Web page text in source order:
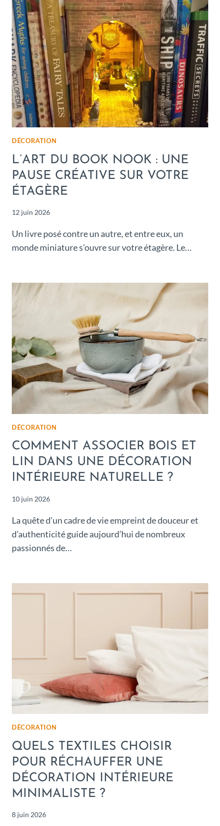
DÉCORATION
L’ART DU BOOK NOOK : UNE
PAUSE CRÉATIVE SUR VOTRE
ÉTAGÈRE
12 juin 2026
Un livre posé contre un autre, et entre eux, un
monde miniature s’ouvre sur votre étagère. Le…
DÉCORATION
COMMENT ASSOCIER BOIS ET
LIN DANS UNE DÉCORATION
INTÉRIEURE NATURELLE ?
10 juin 2026
La quête d’un cadre de vie empreint de douceur et
d’authenticité guide aujourd’hui de nombreux
passionnés de…
DÉCORATION
QUELS TEXTILES CHOISIR
POUR RÉCHAUFFER UNE
DÉCORATION INTÉRIEURE
MINIMALISTE ?
8 juin 2026